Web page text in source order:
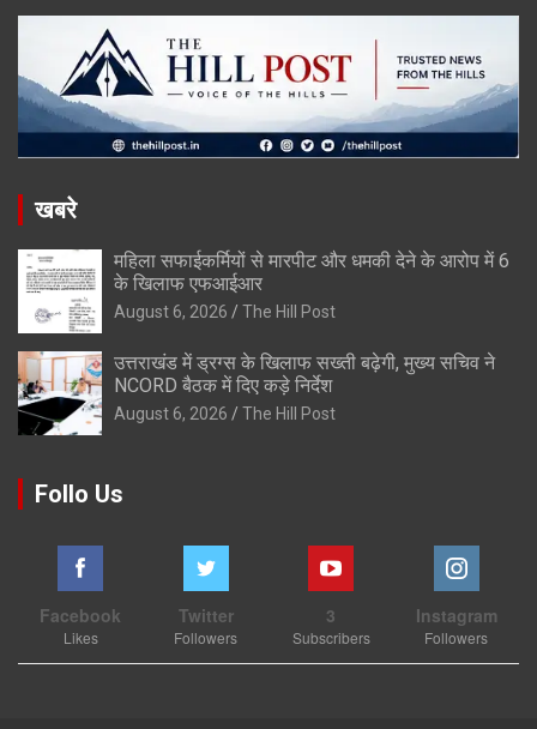
खबरे
महिला सफाईकर्मियों से मारपीट और धमकी देने के आरोप में 6
के खिलाफ एफआईआर
August 6, 2026 The Hill Post
उत्तराखंड में ड्रग्स के खिलाफ सख्ती बढ़ेगी, मुख्य सचिव ने
NCORD बैठक में दिए कड़े निर्देश
August 6, 2026 The Hill Post
Follo Us
Facebook
Likes
Twitter
Followers
3
Subscribers
Instagram
Followers